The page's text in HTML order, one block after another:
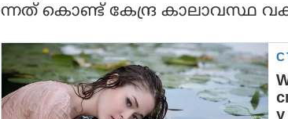
ന്നത് കൊണ്ട് കേന്ദ്ര കാലാവസ്ഥ